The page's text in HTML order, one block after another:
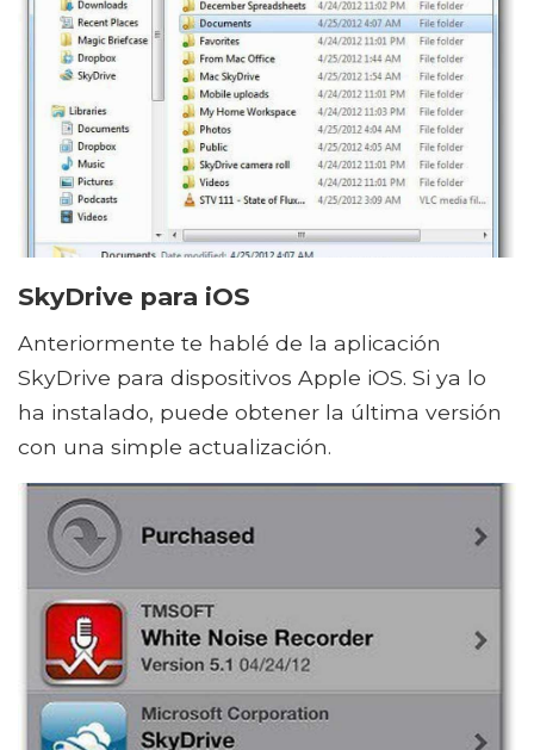
SkyDrive para iOS
Anteriormente te hablé de la aplicación
SkyDrive para dispositivos Apple iOS. Si ya lo
ha instalado, puede obtener la última versión
con una simple actualización.